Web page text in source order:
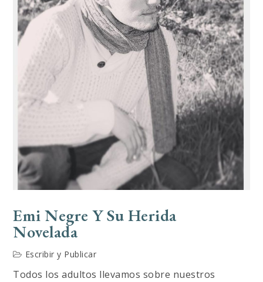
Emi Negre Y Su Herida
Novelada
Escribir y Publicar
Todos los adultos llevamos sobre nuestros